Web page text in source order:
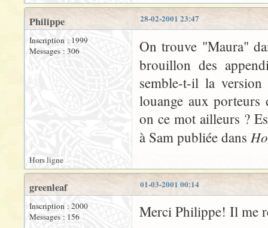
28-02-2001 23:47
Philippe
Inscription : 1999
Messages : 306
On trouve "Maura"
brouillon des
semble-t-il la
louange aux
on ce mot ailleurs ?
à Sam publiée dans
Hors ligne
01-03-2001 00:14
greenleaf
Inscription : 2000
Messages : 156
Merci Philippe! Il me